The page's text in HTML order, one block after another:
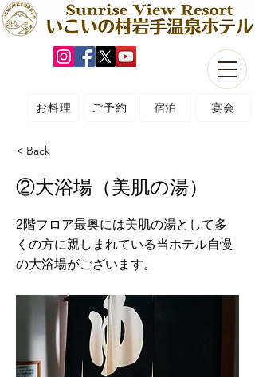
ご予約
お料理 宿泊 宴会
< Back
②大浴場（美肌の湯）
2階フロア最奥には美肌の湯として多
くの方に親しまれている当ホテル自慢
の大浴場がございます。